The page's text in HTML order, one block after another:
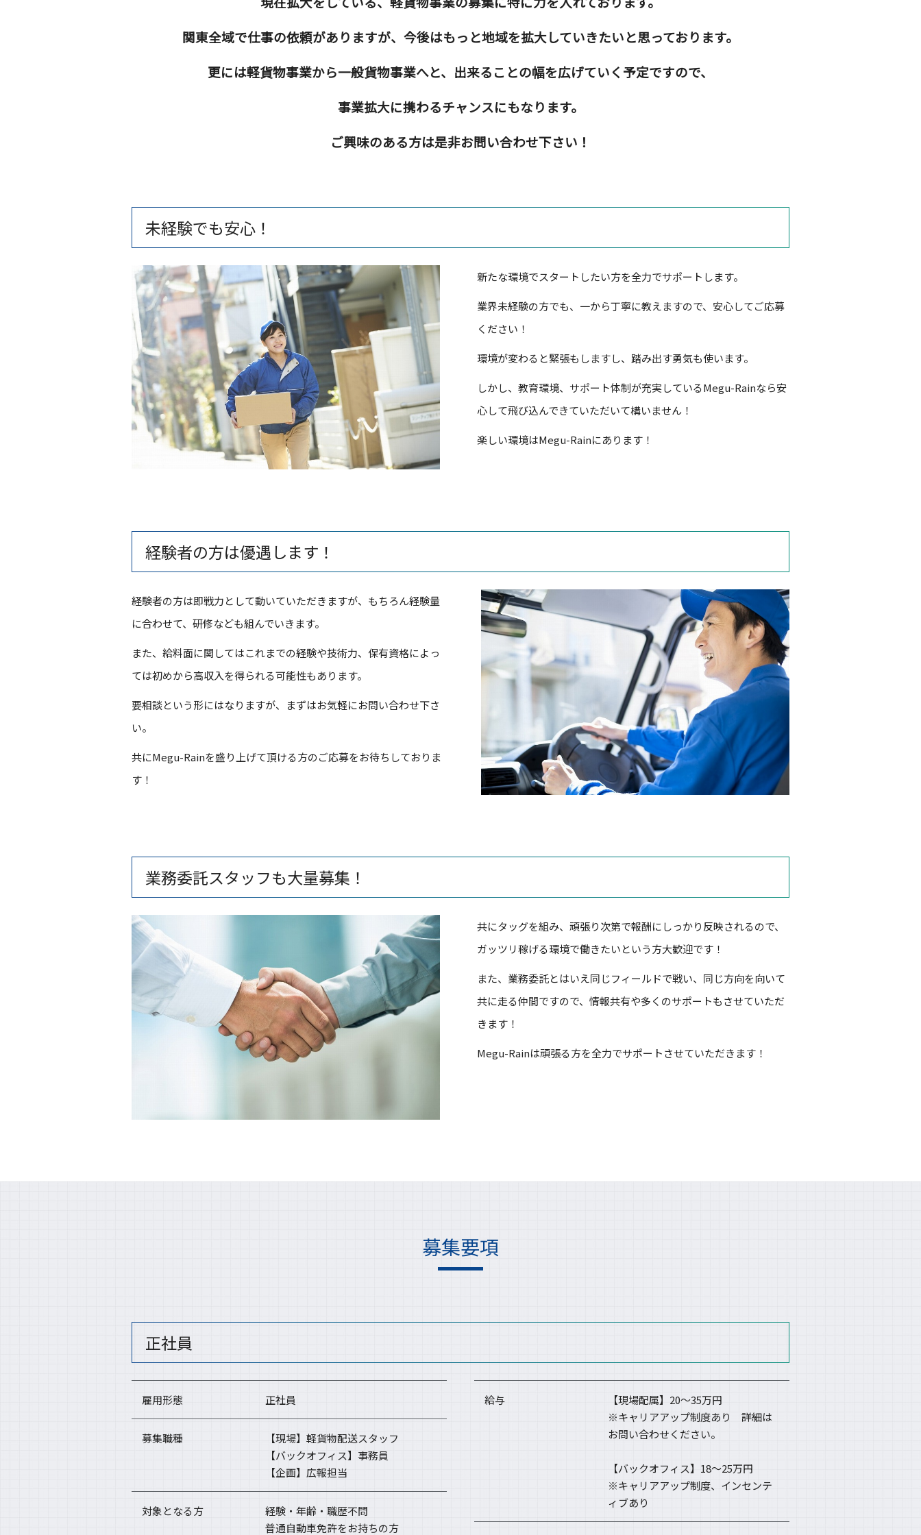
関東全域で仕事の依頼がありますが、今後はもっと地域を拡大していきたいと思っております。
更には軽貨物事業から一般貨物事業へと、出来ることの幅を広げていく予定ですので、
事業拡大に携わるチャンスにもなります。
ご興味のある方は是非お問い合わせ下さい！
未経験でも安心！
新たな環境でスタートしたい方を全力でサポートします。
業界未経験の方でも、一から丁寧に教えますので、安心してご応募
ください！
環境が変わると緊張もしますし、踏み出す勇気も使います。
しかし、教育環境、サポート体制が充実しているMegu-Rainなら安
心して飛び込んできていただいて構いません！
楽しい環境はMegu-Rainにあります！
経験者の方は優遇します！
経験者の方は即戦力として動いていただきますが、もちろん経験量
に合わせて、研修なども組んでいきます。
また、給料面に関してはこれまでの経験や技術力、保有資格によっ
ては初めから高収入を得られる可能性もあります。
要相談という形にはなりますが、まずはお気軽にお問い合わせ下さ
い。
共にMegu-Rainを盛り上げて頂ける方のご応募をお待ちしておりま
す！
業務委託スタッフも大量募集！
共にタッグを組み、頑張り次第で報酬にしっかり反映されるので、
ガッツリ稼げる環境で働きたいという方大歓迎です！
また、業務委託とはいえ同じフィールドで戦い、同じ方向を向いて
共に走る仲間ですので、情報共有や多くのサポートもさせていただ
きます！
Megu-Rainは頑張る方を全力でサポートさせていただきます！
募集要項
正社員
雇用形態 正社員
募集職種
【現場】軽貨物配送スタッフ
【バックオフィス】事務員
【企画】広報担当
対象となる方
経験・年齢・職歴不問
普通自動車免許をお持ちの方
給与
【現場配属】20～35万円
※キャリアアップ制度あり 詳細は
お問い合わせください。
【バックオフィス】18～25万円
※キャリアアップ制度、インセンテ
ィブあり